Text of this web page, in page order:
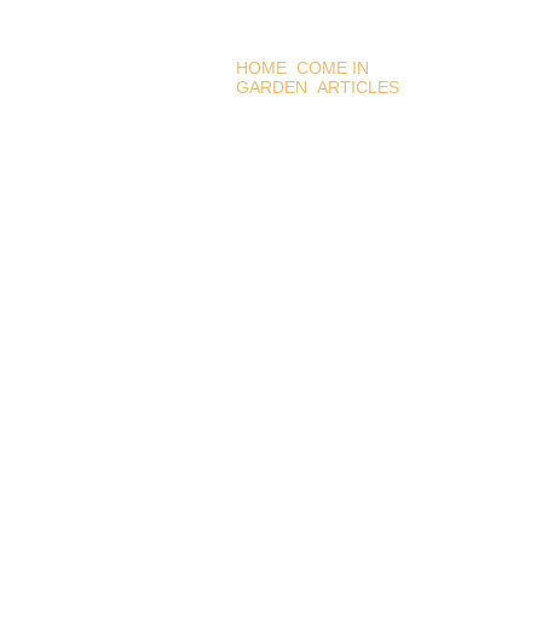
HOME COME IN
GARDEN ARTICLES